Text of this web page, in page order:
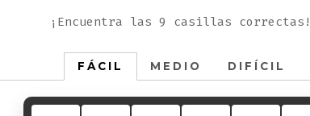
¡Encuentra las 9 casillas correctas!
FÁCIL MEDIO DIFÍCIL